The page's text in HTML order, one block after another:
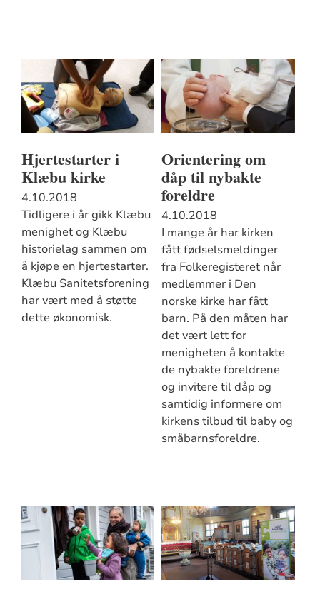
Hjertestarter i
Klæbu kirke
4.10.2018
Tidligere i år gikk Klæbu
menighet og Klæbu
historielag sammen om
å kjøpe en hjertestarter.
Klæbu Sanitetsforening
har vært med å støtte
dette økonomisk.
Orientering om
dåp til nybakte
foreldre
4.10.2018
I mange år har kirken
fått fødselsmeldinger
fra Folkeregisteret når
medlemmer i Den
norske kirke har fått
barn. På den måten har
det vært lett for
menigheten å kontakte
de nybakte foreldrene
og invitere til dåp og
samtidig informere om
kirkens tilbud til baby og
småbarnsforeldre.